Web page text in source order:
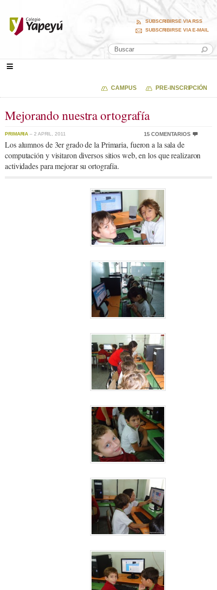
SUBSCRIBIRSE VIA RSS
SUBSCRIBIRSE VIA E-MAIL
CAMPUS PRE-INSCRIPCIÓN
Mejorando nuestra ortografía
PRIMARIA – 2 APRIL, 2011 15 COMENTARIOS
Los alumnos de 3er grado de la Primaria, fueron a la sala de
computación y visitaron diversos sitios web, en los que realizaron
actividades para mejorar su ortografía.